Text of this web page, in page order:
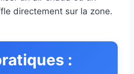
directement sur la zone.
: